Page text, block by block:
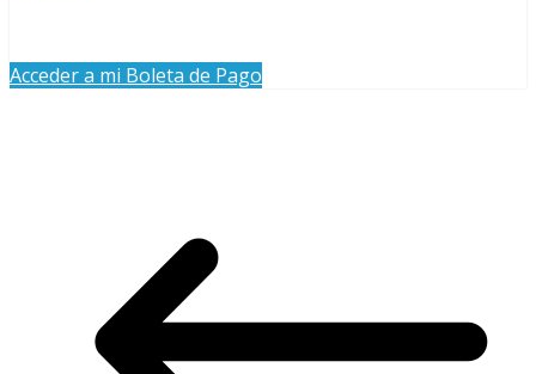
Acceder a mi Boleta de Pago